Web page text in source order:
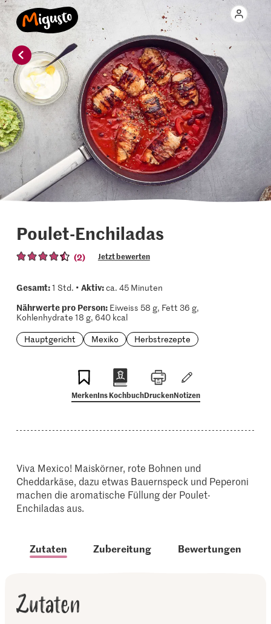
Poulet-Enchiladas
(2) Jetzt bewerten
Gesamt:1 Std. • Aktiv:ca. 45 Minuten
Nährwerte pro Person:Eiweiss 58 g, Fett 36 g,
Kohlenhydrate 18 g, 640 kcal
Hauptgericht
Mexiko Herbstrezepte
MerkenIns KochbuchDruckenNotizen
Viva Mexico! Maiskörner, rote Bohnen und
Cheddarkäse, dazu etwas Bauernspeck und Peperoni
machen die aromatische Füllung der Poulet-
Enchiladas aus.
Zutaten Zubereitung Bewertungen
Zutaten